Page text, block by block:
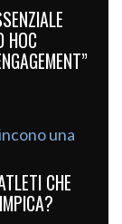
HOC
CHE